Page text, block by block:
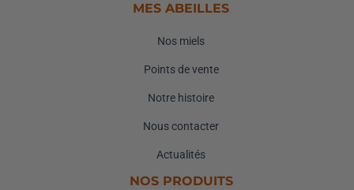
MES ABEILLES
Nos miels
Points de vente
Notre histoire
Nous contacter
Actualités
NOS PRODUITS